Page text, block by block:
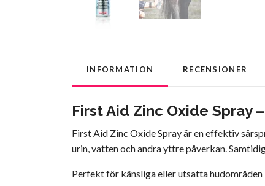
INFORMATION RECENSIONER
First Aid Zinc Oxide Spray
First Aid Zinc Oxide Spray är en effektiv
urin, vatten och andra yttre påverkan.
Perfekt för känsliga eller utsatta